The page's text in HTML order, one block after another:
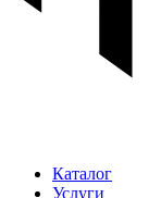
Каталог
Услуги